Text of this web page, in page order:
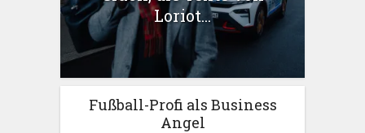
Loriot...
Fußball-Profi als Business
Angel